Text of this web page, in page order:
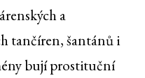
a
tančíren, šantánů i
bují prostituční